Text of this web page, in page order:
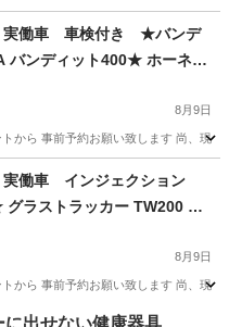
実働車 車検付き ★バンデ
バンディット400★ ホーネッ
ィット250 CB400SF XJR4
8月9日
ら 事前予約お願い致します 尚、現
実働車 インジェクション
ラストラッカー TW200 TW
FTR223
8月9日
ら 事前予約お願い致します 尚、現
キに出せない健康器具